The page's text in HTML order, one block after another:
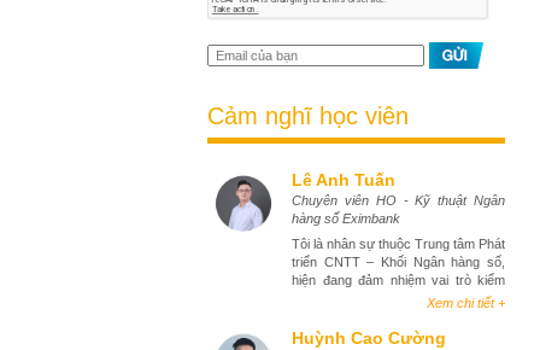
Cảm nghĩ học viên
Lê Anh Tuấn
Chuyên viên HO - Kỹ thuật Ngân
hàng số Eximbank
Tôi là nhân sự thuộc Trung tâm Phát
triển CNTT – Khối Ngân hàng số,
hiện đang đảm nhiệm vai trò kiểm
thử phần mềm (tester). Việc tham
mang lại cho tôi góc nhìn toàn diện
Xem chi tiết +
Huỳnh Cao Cường